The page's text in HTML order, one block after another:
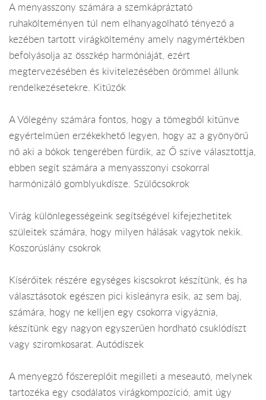
A menyasszony számára a szemkápráztató
ruhakölteményen túl nem elhanyagolható tényező a
kezében tartott virágköltemény amely nagymértékben
befolyásolja az összkép harmóniáját, ezért
megtervezésében és kivitelezésében örömmel állunk
rendelkezésetekre. Kitűzők
A Vőlegény számára fontos, hogy a tömegből kitűnve
egyértelműen erzékekhető legyen, hogy az a gyönyörű
nő aki a bókok tengerében fürdik, az Ő szive választottja,
ebben segít számára a menyasszonyi csokorral
harmónizáló gomblyukdísze. Szülőcsokrok
Virág különlegességeink segítségével kifejezhetitek
szüleitek számára, hogy milyen hálásak vagytok nekik.
Koszorúslány csokrok
Kísérőitek részére egységes kiscsokrot készítünk, és ha
választásotok egészen pici kisleányra esik, az sem baj,
számára, hogy ne kelljen egy csokorra vigyáznia,
készítünk egy nagyon egyszerűen hordható csuklódíszt
vagy sziromkosarat. Autódíszek
A menyegző főszereplőit megilleti a meseautó, melynek
tartozéka egy csodálatos virágkompozíció, amit úgy